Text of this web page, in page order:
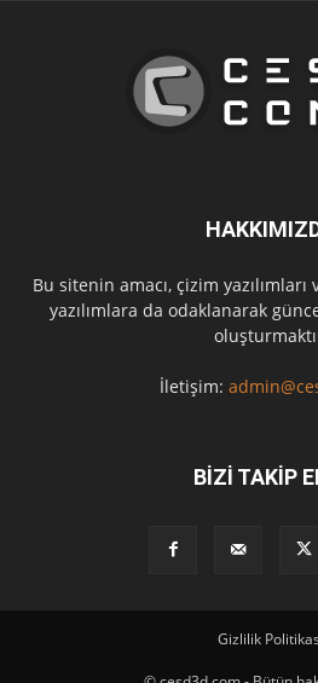
Bu sitenin amacı, çizim
yazılımlara da odaklanarak
İletişim:
BİZİ TAKİP
Gizlilik